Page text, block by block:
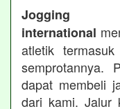
Jogging
international
atletik
semprotannya.
dapat membeli
dari kami. Jalur